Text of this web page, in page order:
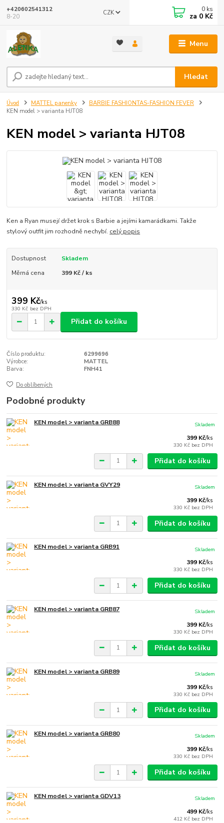
Menu
CZK
Hledat
+420602541312
8-20
0 ks
za 0 Kč
Úvod MATTEL panenky
BARBIE FASHIONTAS-FASHION FEVER
KEN model > varianta HJT08
KEN model > varianta HJT08
Ken a Ryan musejí držet krok s Barbie a jejími kamarádkami. Takže
stylový outfit jim rozhodně nechybí. celý popis
Dostupnost
Skladem
Měrná cena
399 Kč / ks
399 Kč/ks
330 Kč bez DPH
Přidat do košíku
Číslo produktu:
6299696
Výrobce:
MATTEL
Barva:
FNH41
Do oblíbených
Podobné produkty
KEN model > varianta GRB88
399 Kč/ks
330 Kč bez DPH
Skladem
Přidat do košíku
KEN model > varianta GVY29
399 Kč/ks
330 Kč bez DPH
Skladem
Přidat do košíku
KEN model > varianta GRB91
399 Kč/ks
330 Kč bez DPH
Skladem
Přidat do košíku
KEN model > varianta GRB87
399 Kč/ks
330 Kč bez DPH
Skladem
Přidat do košíku
KEN model > varianta GRB89
399 Kč/ks
330 Kč bez DPH
Skladem
Přidat do košíku
KEN model > varianta GRB80
399 Kč/ks
330 Kč bez DPH
Skladem
Přidat do košíku
KEN model > varianta GDV13
499 Kč/ks
412 Kč bez DPH
Skladem